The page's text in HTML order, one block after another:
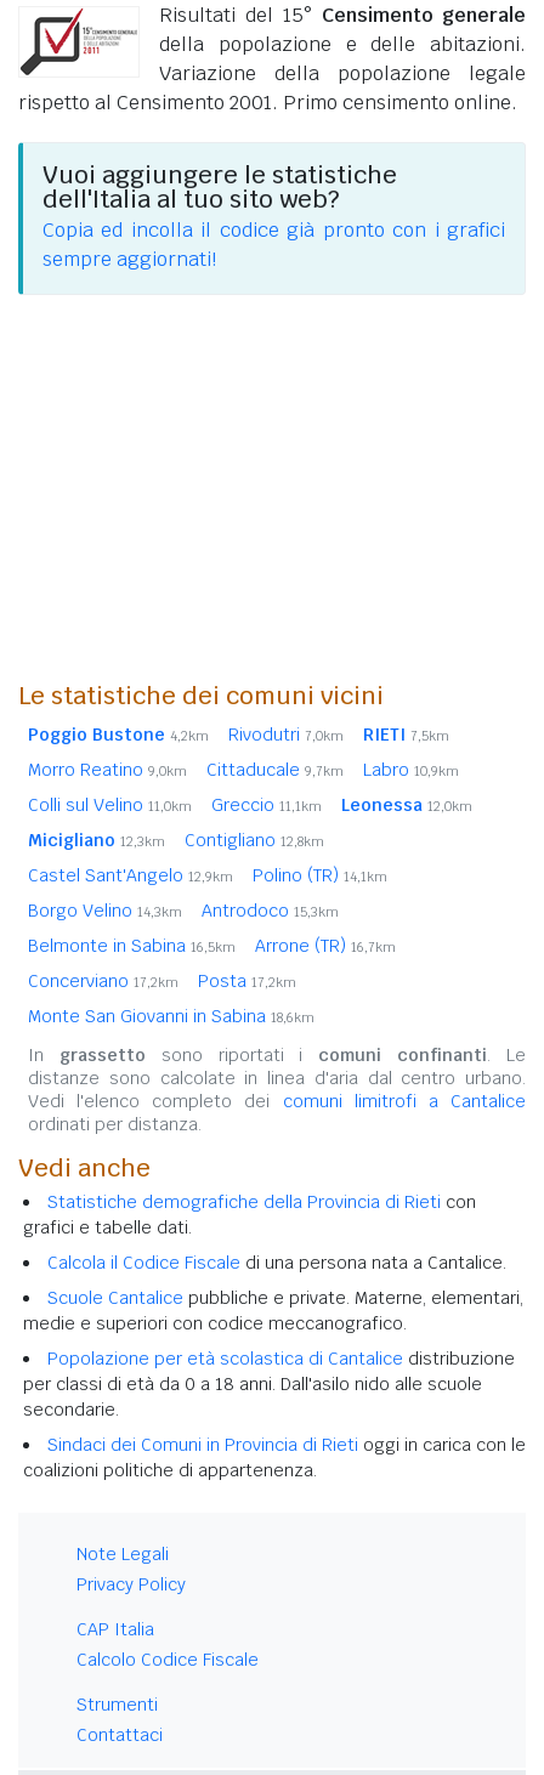
Risultati del 15° Censimento generale
della popolazione e delle abitazioni.
Variazione della popolazione legale
rispetto al Censimento 2001. Primo censimento online.
Vuoi aggiungere le statistiche
dell'Italia al tuo sito web?
Copia ed incolla il codice già pronto con i grafici
sempre aggiornati!
Le statistiche dei comuni vicini
Poggio Bustone 4,2km Rivodutri 7,0km RIETI 7,5km
Morro Reatino 9,0km Cittaducale 9,7km Labro 10,9km
Colli sul Velino 11,0km Greccio 11,1km Leonessa 12,0km
Micigliano 12,3km Contigliano 12,8km
Castel Sant'Angelo 12,9km Polino (TR) 14,1km
Borgo Velino 14,3km Antrodoco 15,3km
Belmonte in Sabina 16,5km Arrone (TR) 16,7km
Concerviano 17,2km Posta 17,2km
Monte San Giovanni in Sabina 18,6km
In grassetto sono riportati i comuni confinanti. Le
distanze sono calcolate in linea d'aria dal centro urbano.
Vedi l'elenco completo dei comuni limitrofi a Cantalice
ordinati per distanza.
Vedi anche
Statistiche demografiche della Provincia di Rieti con
grafici e tabelle dati.
Calcola il Codice Fiscale di una persona nata a Cantalice.
Scuole Cantalice pubbliche e private. Materne, elementari,
medie e superiori con codice meccanografico.
Popolazione per età scolastica di Cantalice distribuzione
per classi di età da 0 a 18 anni. Dall'asilo nido alle scuole
secondarie.
Sindaci dei Comuni in Provincia di Rieti oggi in carica con le
coalizioni politiche di appartenenza.
Note Legali
Privacy Policy
CAP Italia
Calcolo Codice Fiscale
Strumenti
Contattaci